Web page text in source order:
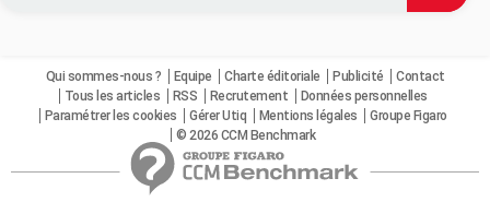
Qui sommes-nous ? Equipe Charte éditoriale Publicité
Contact
Tous les articles
RSS Recrutement
Données personnelles
Paramétrer les cookies
Gérer Utiq Mentions légales
Groupe Figaro
© 2026 CCM Benchmark